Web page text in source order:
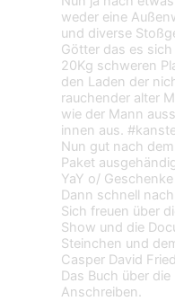
weder eine
und diverse
Götter das es
20Kg schweren
den Laden der
rauchender alter
wie der Mann
innen aus.
Nun gut nach
Paket
YaY o/
Dann schnell
Sich freuen über
Show und die
Steinchen und
Casper David
Das Buch über
Anschreiben.